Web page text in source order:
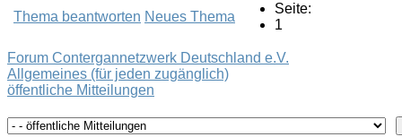
Thema beantworten Neues Thema
Seite:
1
Forum Contergannetzwerk Deutschland e.V.
Allgemeines (für jeden zugänglich)
öffentliche Mitteilungen